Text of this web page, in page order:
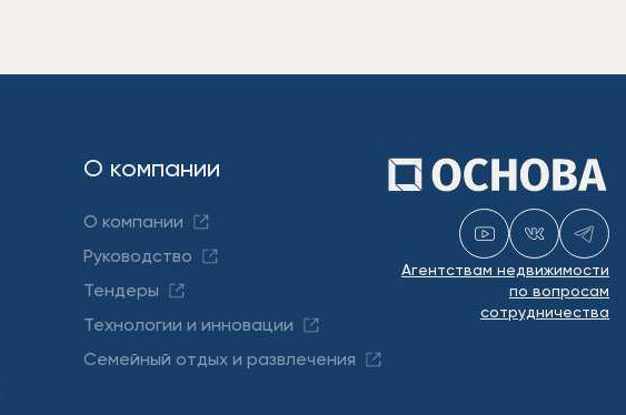
О компании
О компании
Руководство
Тендеры
Технологии и инновации
Семейный отдых и развлечения
Агентствам недвижимости
по вопросам
сотрудничества